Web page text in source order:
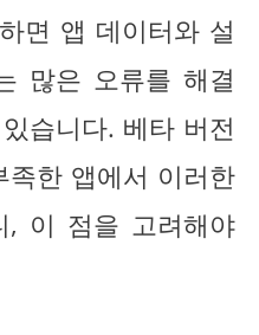
면 앱 데이터와 설
많은 오류를 해결
습니다. 베타 버전
족한 앱에서 이러한
, 이 점을 고려해야